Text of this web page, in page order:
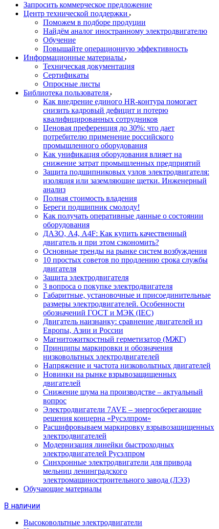
Запросить коммерческое предложение
Центр технической поддержки
Поможем в подборе продуции
Найдём аналог иностранному электродвигателю
Обучение
Повышайте операционную эффективность
Информационные материалы
Техническая документация
Сертификаты
Опросные листы
Библиотека пользователя
Как внедрение единого HR-контура помогает
снизить кадровый дефицит и потерю
квалифицированных сотрудников
Ценовая преференция до 30%: что дает
потребителю применение российского
промышленного оборудования
Как унификация оборудования влияет на
снижение затрат промышленных предприятий
Защита подшипниковых узлов электродвигателя:
изоляция или заземляющие щетки. Инженерный
анализ
Полная стоимость владения
Береги подшипник смолоду!
Как получать оперативные данные о состоянии
оборудования
ДАЗО, А4, А4F: Как купить качественный
двигатель и при этом сэкономить?
Основные тренды на рынке систем возбуждения
10 простых советов по продлению срока службы
двигателя
Защита электродвигателя
3 вопроса о покупке электродвигателя
Габаритные, установочные и присоединительные
размеры электродвигателей. Особенности
обозначений ГОСТ и МЭК (IEC)
Двигатель наизнанку: сравнение двигателей из
Европы, Азии и России
Магнитожиткостный герметизатор (МЖГ)
Принципы маркировки и обозначения
низковольтных электродвигателей
Напряжение и частота низковольтных двигателей
Новинки на рынке взрывозащищенных
двигателей
Снижение шума на производстве – актуальный
вопрос
Электродвигатели 7AVE – энергосберегающие
решения концерна «Русэлпром»
Расшифровываем маркировку взрывозащищенных
электродвигателей
Модернизация линейки быстроходных
электродвигателей Русэлпром
Синхронные электродвигатели для привода
мельниц ленинградского
электромашиностроительного завода (ЛЭЗ)
Обучающие материалы
В наличии
Высоковольтные электродвигатели